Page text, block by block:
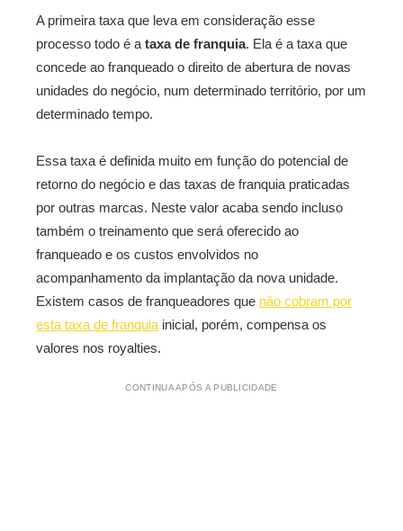
A primeira taxa que leva em consideração esse
processo todo é a taxa de franquia. Ela é a taxa que
concede ao franqueado o direito de abertura de novas
unidades do negócio, num determinado território, por um
determinado tempo.
Essa taxa é definida muito em função do potencial de
retorno do negócio e das taxas de franquia praticadas
por outras marcas. Neste valor acaba sendo incluso
também o treinamento que será oferecido ao
franqueado e os custos envolvidos no
acompanhamento da implantação da nova unidade.
Existem casos de franqueadores que não cobram por
esta taxa de franquia inicial, porém, compensa os
valores nos royalties.
CONTINUA APÓS A PUBLICIDADE